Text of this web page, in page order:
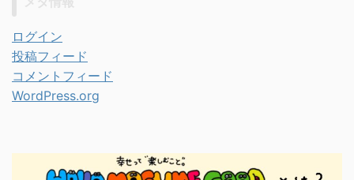
ログイン
投稿フィード
コメントフィード
WordPress.org